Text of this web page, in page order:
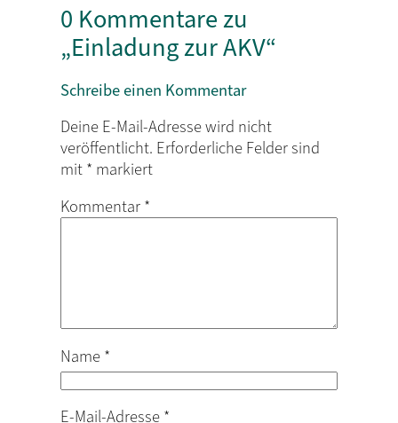
0 Kommentare zu
„Einladung zur AKV“
Schreibe einen Kommentar
Deine E-Mail-Adresse wird nicht
veröffentlicht. Erforderliche Felder sind
mit * markiert
Kommentar *
Name *
E-Mail-Adresse *